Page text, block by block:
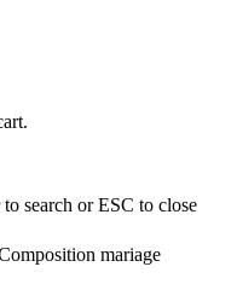
search or ESC to close
mariage